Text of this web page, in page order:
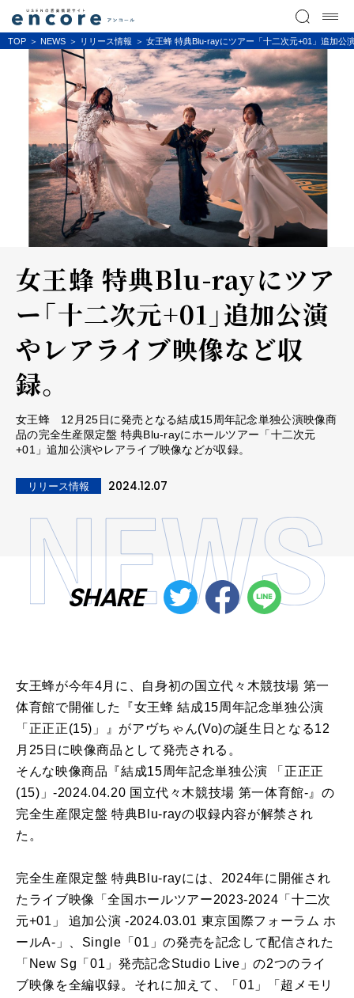
TOP NEWS リリース情報 女王蜂 特典Blu-rayにツアー「十二次元+01」追加公
女王蜂 特典Blu-rayにツア
ー「十二次元+01」追加公演
やレアライブ映像など収
録。
女王蜂 12月25日に発売となる結成15周年記念単独公演映像商
品の完全生産限定盤 特典Blu-rayにホールツアー「十二次元
+01」追加公演やレアライブ映像などが収録。
リリース情報 2024.12.07
SHARE
女王蜂が今年4月に、自身初の国立代々木競技場 第一
体育館で開催した『女王蜂 結成15周年記念単独公演
「正正正(15)」』がアヴちゃん(Vo)の誕生日となる12
月25日に映像商品として発売される。
そんな映像商品『結成15周年記念単独公演 「正正正
(15)」-2024.04.20 国立代々木競技場 第一体育館-』の
完全生産限定盤 特典Blu-rayの収録内容が解禁され
た。
完全生産限定盤 特典Blu-rayには、2024年に開催され
たライブ映像「全国ホールツアー2023-2024「十二次
元+01」 追加公演 -2024.03.01 東京国際フォーラム ホ
ールA-」、Single「01」の発売を記念して配信された
「New Sg「01」発売記念Studio Live」の2つのライ
ブ映像を全編収録。それに加えて、「01」「超メモリ